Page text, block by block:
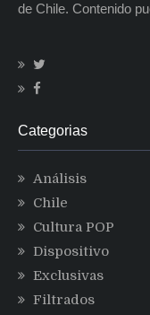
de Chile. Contenido
Categorias
Análisis
Chile
Cultura POP
Dispositivo
Exclusivas
Filtrados